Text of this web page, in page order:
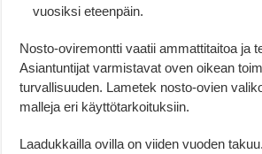
vuosiksi eteenpäin.
Nosto-oviremontti vaatii ammattitaitoa ja
Asiantuntijat varmistavat oven oikean
turvallisuuden. Lametek nosto-ovien
malleja eri käyttötarkoituksiin.
Laadukkailla ovilla on viiden vuoden